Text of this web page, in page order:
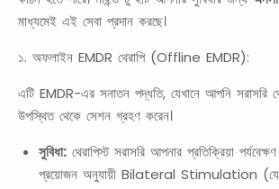
মাধ্যমেই এই সেবা প্রদান করছে।
১. অফলাইন EMDR থেরাপি (Offline EMDR):
এটি EMDR-এর সনাতন পদ্ধতি, যেখানে আপনি সরাসরি
উপস্থিত থেকে সেশন গ্রহণ করেন।
সুবিধা:থেরাপিস্ট সরাসরি আপনার প্রতিক্রিয়া
প্রয়োজন অনুযায়ী Bilateral Stimulation